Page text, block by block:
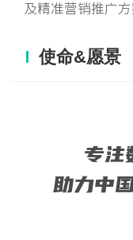
及精准营销推广方
使命&愿景
专注
助力中